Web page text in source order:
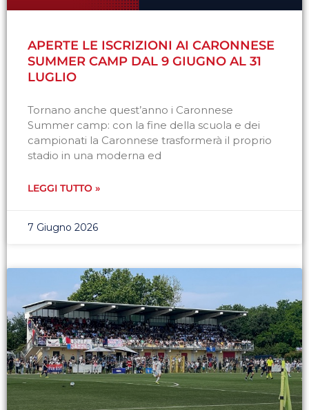
APERTE LE ISCRIZIONI AI CARONNESE
SUMMER CAMP DAL 9 GIUGNO AL 31
LUGLIO
Tornano anche quest’anno i Caronnese
Summer camp: con la fine della scuola e dei
campionati la Caronnese trasformerà il proprio
stadio in una moderna ed
LEGGI TUTTO »
7 Giugno 2026